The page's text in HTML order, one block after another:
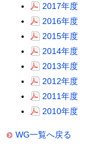
2017年度
2016年度
2015年度
2014年度
2013年度
2012年度
2011年度
2010年度
WG一覧へ戻る